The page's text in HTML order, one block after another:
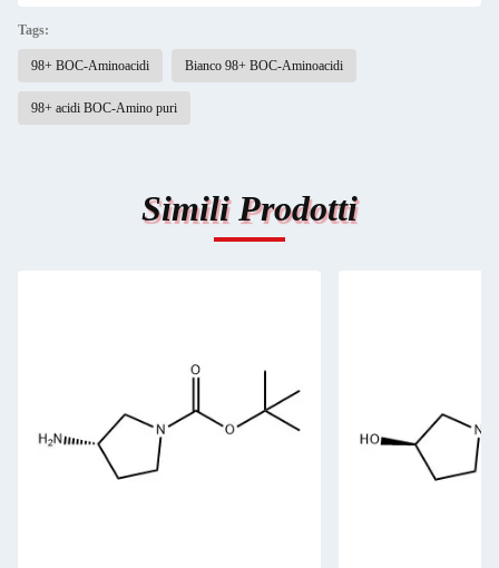
Tags:
98+ BOC-Aminoacidi Bianco 98+ BOC-Aminoacidi
98+ acidi BOC-Amino puri
Simili Prodotti